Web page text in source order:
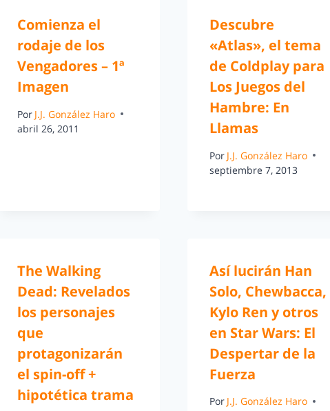
Comienza el
rodaje de los
Vengadores – 1ª
Imagen
Por J.J. González Haro
abril 26, 2011
Descubre
«Atlas», el tema
de Coldplay para
Los Juegos del
Hambre: En
Llamas
Por J.J. González Haro
septiembre 7, 2013
The Walking
Dead: Revelados
los personajes
que
protagonizarán
el spin-off +
hipotética trama
Así lucirán Han
Solo, Chewbacca,
Kylo Ren y otros
en Star Wars: El
Despertar de la
Fuerza
Por J.J. González Haro